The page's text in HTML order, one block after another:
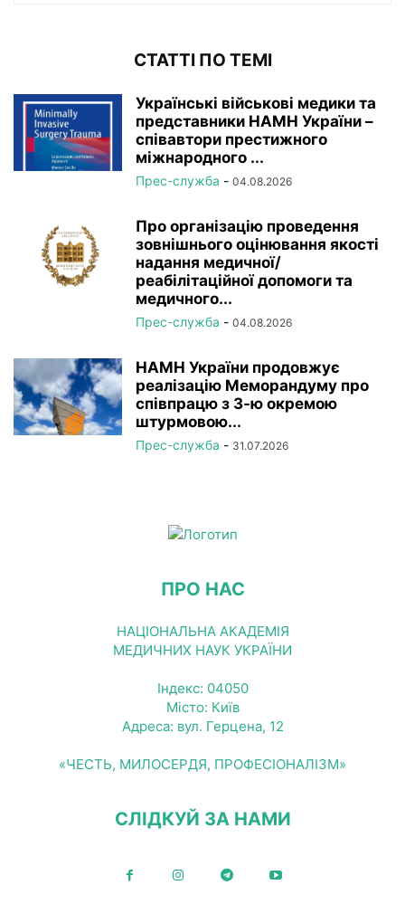
СТАТТІ ПО ТЕМІ
Українські військові медики та
представники НАМН України –
співавтори престижного
міжнародного ...
Прес-служба - 04.08.2026
Про організацію проведення
зовнішнього оцінювання якості
надання медичної/
реабілітаційної допомоги та
медичного...
Прес-служба - 04.08.2026
НАМН України продовжує
реалізацію Меморандуму про
співпрацю з 3-ю окремою
штурмовою...
Прес-служба - 31.07.2026
ПРО НАС
НАЦІОНАЛЬНА АКАДЕМІЯ
МЕДИЧНИХ НАУК УКРАЇНИ
Індекс: 04050
Місто: Київ
Адреса: вул. Герцена, 12
«ЧЕСТЬ, МИЛОСЕРДЯ, ПРОФЕСІОНАЛІЗМ»
СЛІДКУЙ ЗА НАМИ